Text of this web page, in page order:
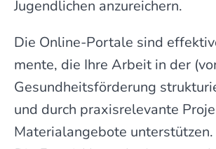
Jugend­lichen anzu­reichern.
Die Online-Portale sind
mente, die Ihre Arbeit in der
Gesund­heits­förderung
und durch praxis­relevante
Material­angebote unter­stützen.